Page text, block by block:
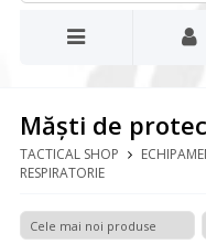
Măști de
TACTICAL SHOP
RESPIRATORIE